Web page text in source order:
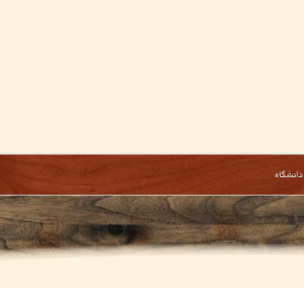
دانشگاه